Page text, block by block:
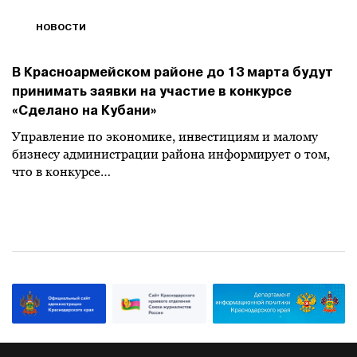
НОВОСТИ
В Красноармейском районе до 13 марта будут
принимать заявки на участие в конкурсе
«Сделано на Кубани»
Управление по экономике, инвестициям и малому
бизнесу администрации района информирует о том,
что в конкурсе…